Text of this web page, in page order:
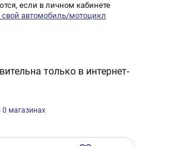
если в личном кабинете
свой автомобиль/мотоцикл
только в интернет-
0 магазинах